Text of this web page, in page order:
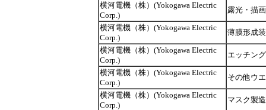
横河電機（株）(Yokogawa Electric
Corp.)
露光・描
横河電機（株）(Yokogawa Electric
Corp.)
薄膜形成
横河電機（株）(Yokogawa Electric
Corp.)
エッチン
横河電機（株）(Yokogawa Electric
Corp.)
その他ウ
横河電機（株）(Yokogawa Electric
Corp.)
マスク製